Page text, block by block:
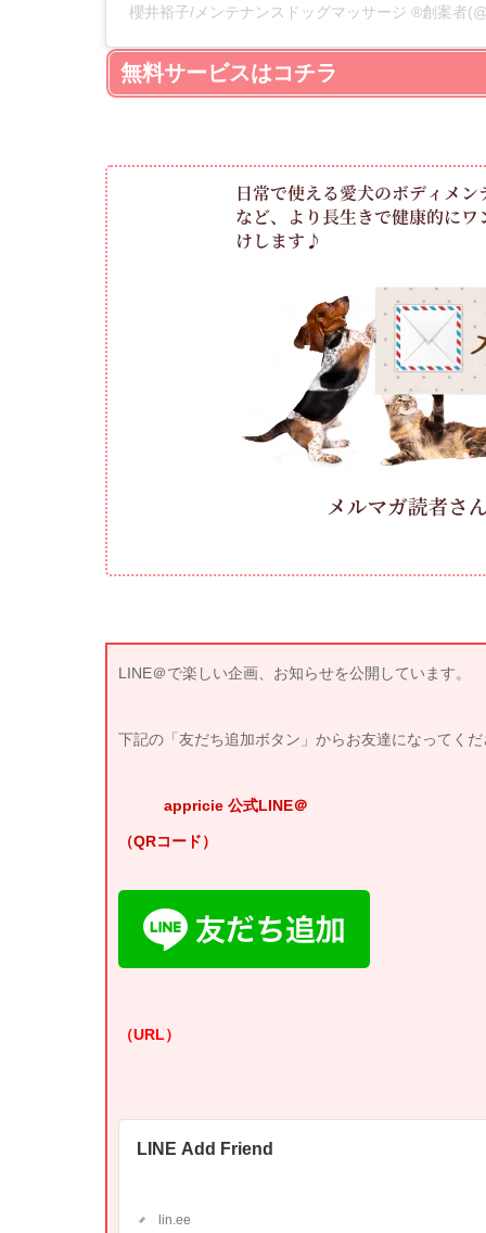
櫻井裕子/メンテナンスドッグマッサージ ®️創案者
無料サービスはコチラ
LINE＠で楽しい企画、お知らせを公開しています。
下記の「友だち追加ボタン」からお友達になってく
appricie 公式LINE＠
（QRコード）
（URL）
LINE Add Friend
lin.ee